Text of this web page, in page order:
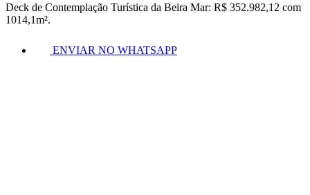
Deck de Contemplação Turística da Beira Mar: R$ 352.982,12 com
1014,1m².
ENVIAR NO WHATSAPP